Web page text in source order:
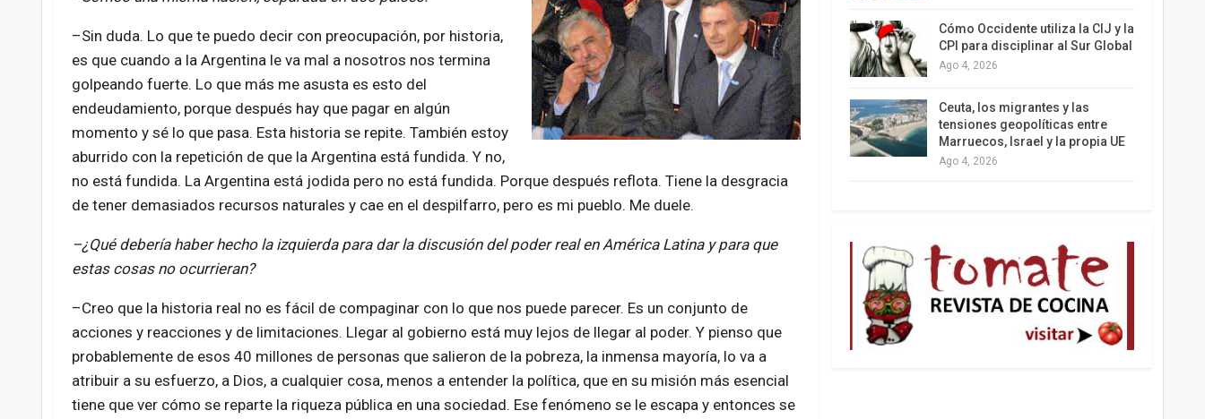
–Sin duda. Lo que te puedo decir con preocupación, por historia,
es que cuando a la Argentina le va mal a nosotros nos termina
golpeando fuerte. Lo que más me asusta es esto del
endeudamiento, porque después hay que pagar en algún
momento y sé lo que pasa. Esta historia se repite. También estoy
aburrido con la repetición de que la Argentina está fundida. Y no,
no está fundida. La Argentina está jodida pero no está fundida. Porque después reflota. Tiene la desgracia
de tener demasiados recursos naturales y cae en el despilfarro, pero es mi pueblo. Me duele.
–¿Qué debería haber hecho la izquierda para dar la discusión del poder real en América Latina y para que
estas cosas no ocurrieran?
–Creo que la historia real no es fácil de compaginar con lo que nos puede parecer. Es un conjunto de
acciones y reacciones y de limitaciones. Llegar al gobierno está muy lejos de llegar al poder. Y pienso que
probablemente de esos 40 millones de personas que salieron de la pobreza, la inmensa mayoría, lo va a
atribuir a su esfuerzo, a Dios, a cualquier cosa, menos a entender la política, que en su misión más esencial
tiene que ver cómo se reparte la riqueza pública en una sociedad. Ese fenómeno se le escapa y entonces se
Los latinos le van dando la espalda a Trump
Cómo Occidente utiliza la CIJ y la
CPI para disciplinar al Sur Global
Ago 4, 2026
Ceuta, los migrantes y las
tensiones geopolíticas entre
Marruecos, Israel y la propia UE
Ago 4, 2026